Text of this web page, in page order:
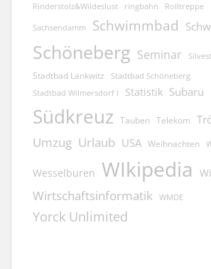
Rinderstolz&Wildeslust ringbahn Rolltreppe
Sachsendamm Schwimmbad
Schöneberg Seminar
Stadtbad Lankwitz Stadtbad Schöneberg
Stadtbad Wilmersdorf I Statistik Subaru
Südkreuz Tauben Telekom
Umzug Urlaub USA Weihnachten
Wesselburen WIkipedia
Wirtschaftsinformatik WMDE
Yorck Unlimited